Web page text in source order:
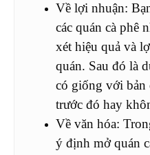
Về lợi nhuận:
các quán cà phê
xét hiệu quả và
quán. Sau đó là
có giống với bản
trước đó hay
Về văn hóa:
ý định mở quán